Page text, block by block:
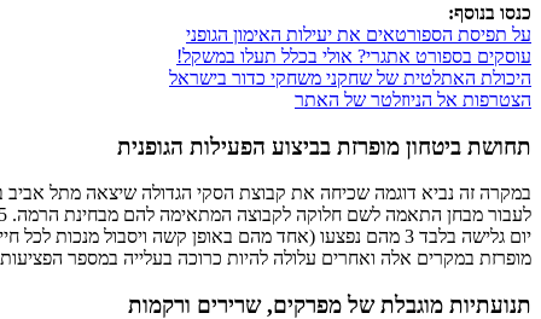
כנסו בנוסף:
על תפיסת הספורטאים את יעילות האימון הגופני
עוסקים בספורט אתגרי? אולי בכלל תעלו במשקל!
היכולת האתלטית של שחקני משחקי כדור בישראל
הצטרפות אל הניוזלטר של האתר
תחושת ביטחון מופרזת בביצוע הפעילות הגופנית
יום גלישה בלבד 3 מהם נפצעו (אחד מהם באופן קשה ויסבול
מופרזת במקרים אלה ואחרים עלולה להיות כרוכה בעלייה במספר
תנועתיות מוגבלת של מפרקים, שרירים ורקמות